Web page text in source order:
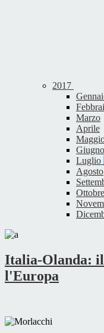
2017
Marzo
Aprile
Giugno
Luglio
Agosto
Ottobre
Italia-Olanda:
l'Europa